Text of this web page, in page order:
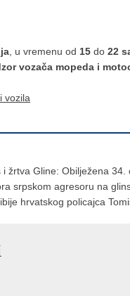
, u vremenu od 15 do 22
vozača mopeda i
vozila
i žrtva Gline: Obilježena 34.
srpskom agresoru na
hrvatskog policajca